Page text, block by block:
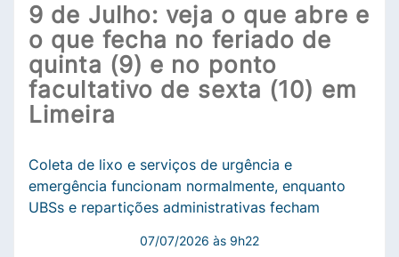
9 de Julho: veja o que abre e
o que fecha no feriado de
quinta (9) e no ponto
facultativo de sexta (10) em
Limeira
Coleta de lixo e serviços de urgência e
emergência funcionam normalmente, enquanto
UBSs e repartições administrativas fecham
07/07/2026 às 9h22